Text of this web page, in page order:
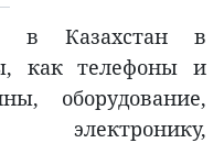
в Казахстан в
как телефоны и
оборудование,